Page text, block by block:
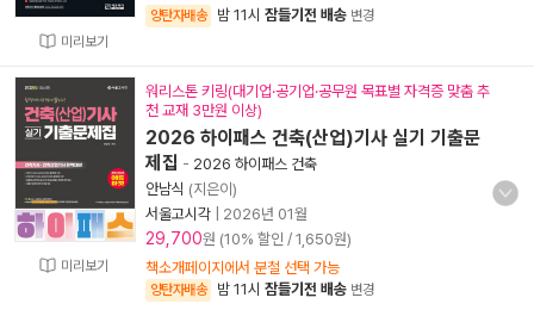
미리보기
양탄자배송 밤 11시 잠들기전 배송 변경
미리보기
워리스톤 키링(대기업·공기업·공무원 목표별 자격증 맞춤 추
천 교재 3만원 이상)
2026 하이패스 건축(산업)기사 실기 기출문
제집 - 2026 하이패스 건축
안남식 (지은이)
서울고시각
2026년 01월
29,700원 (10% 할인 / 1,650원)
책소개페이지에서 분철 선택 가능
양탄자배송 밤 11시 잠들기전 배송 변경